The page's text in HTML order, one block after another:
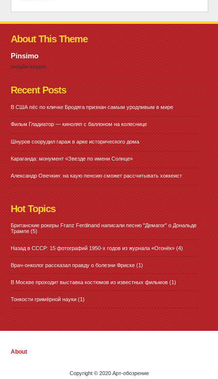
About This Theme
Pinsimo
онлайн казино
Recent Posts
В США пёс по кличке Бродяга признан самым уродливым в мире
Фильм Гладиатор — киноляп с баллоном на колеснице
Шнуров соорудил гараж в арке исторического дома
Караганда: монумент «Звезде по имени Солнце»
Александр Овечкин: на каую пенсию сможет рассчитывать хоккеист
Hot Topics
Британские рокеры Franz Ferdinand написали песню "Демагог" о Дональде
Трампе (5)
Назад в СССР: 15 фотографий 1950-х годов из журнала «Огонёк» (4)
Врач-онколог рассказал правду о болезни Фриске (1)
В Москве проходит выставка костюмов из известных фильмов (1)
Тонкости гримёрной науки (1)
About
Copyright © 2020 Арт-обозрение